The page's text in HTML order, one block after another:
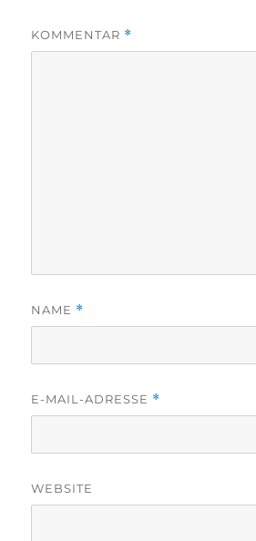
KOMMENTAR *
NAME *
E-MAIL-ADRESSE *
WEBSITE